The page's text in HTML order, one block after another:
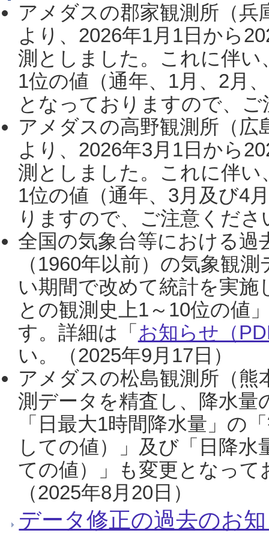
アメダスの郡家観測所（
より、2026年1月1日から
測としました。これに伴い
1位の値（通年、1月、2月
となっておりますので、
アメダスの高野観測所（
より、2026年3月1日から
測としました。これに伴い
1位の値（通年、3月及び4
りますので、ご注意くだ
全国の気象台等における過
（1960年以前）の気象観
い期間で改めて統計を実
との観測史上1～10位の値
す。詳細は「 お知らせ（
い。（2025年9月17日）
アメダスの松島観測所（熊
測データを精査し、降水
「日最大1時間降水量」の
しての値）」及び「日降
ての値）」も変更となっ
（2025年8月20日）
データ修正の過去のお